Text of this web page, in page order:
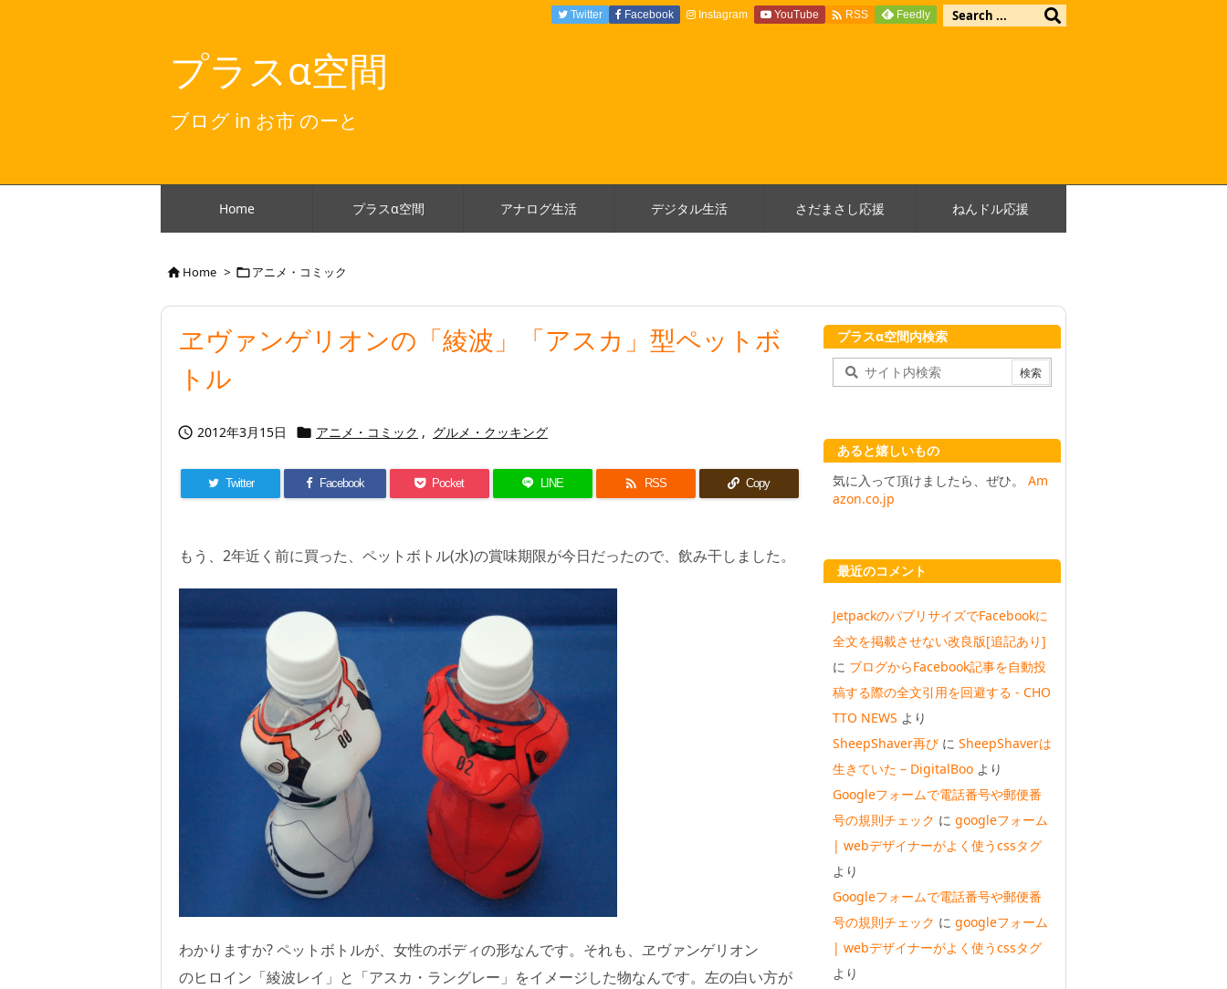
プラスα空間
ブログ in お市 のーと
Home プラスα空間 アナログ生活 デジタル生活 さだまさし応援 ねんドル応援
Twitter Facebook Instagram YouTube  RSS Feedly
Home > アニメ・コミック
ヱヴァンゲリオンの「綾波」「アスカ」型ペットボ
トル
 2012年3月15日  アニメ・コミック , グルメ・クッキング
Twitter Facebook Pocket LINE  RSS Copy
もう、2年近く前に買った、ペットボトル(水)の賞味期限が今日だったので、飲み干しました。
わかりますか? ペットボトルが、女性のボディの形なんです。それも、ヱヴァンゲリオン
のヒロイン「綾波レイ」と「アスカ・ラングレー」をイメージした物なんです。左の白い方が
プラスα空間内検索
あると嬉しいもの
気に入って頂けましたら、ぜひ。 Am
azon.co.jp
最近のコメント
JetpackのパブリサイズでFacebookに
全文を掲載させない改良版[追記あり]
に ブログからFacebook記事を自動投
稿する際の全文引用を回避する - CHO
TTO NEWS より
SheepShaver再び に SheepShaverは
生きていた – DigitalBoo より
Googleフォームで電話番号や郵便番
号の規則チェック に googleフォーム
| webデザイナーがよく使うcssタグ
より
Googleフォームで電話番号や郵便番
号の規則チェック に googleフォーム
| webデザイナーがよく使うcssタグ
より